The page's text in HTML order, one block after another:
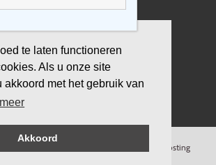
te laten functioneren
Als u onze site
akkoord met het gebruik van
Akkoord
Verzekering
Duurzaamheid
Cloud hosting